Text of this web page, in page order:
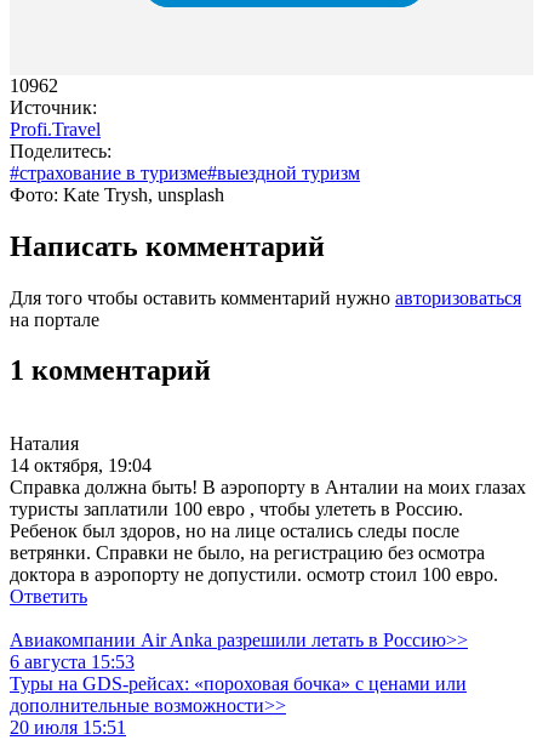
10962
Источник:
Profi.Travel
Поделитесь:
#страхование в туризме#выездной туризм
Фото: Kate Trysh, unsplash
Написать комментарий
Для того чтобы оставить комментарий нужно авторизоваться
на портале
1 комментарий
Наталия
14 октября, 19:04
Справка должна быть! В аэропорту в Анталии на моих глазах
туристы заплатили 100 евро , чтобы улететь в Россию.
Ребенок был здоров, но на лице остались следы после
ветрянки. Справки не было, на регистрацию без осмотра
доктора в аэропорту не допустили. осмотр стоил 100 евро.
Ответить
Авиакомпании Air Anka разрешили летать в Россию>>
6 августа 15:53
Туры на GDS-рейсах: «пороховая бочка» с ценами или
дополнительные возможности>>
20 июля 15:51